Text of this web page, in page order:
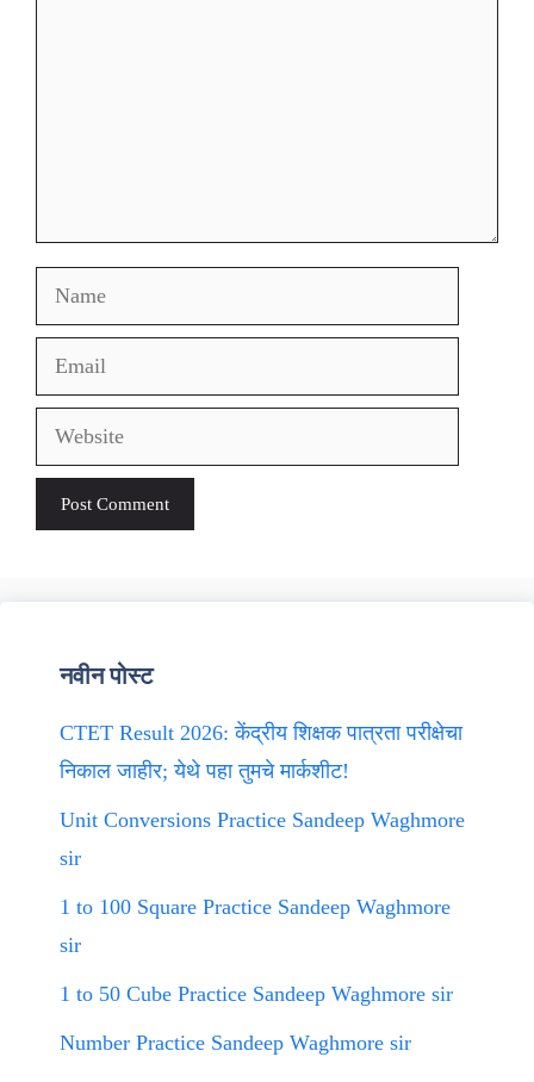
Name
Email
Website
नवीन पोस्ट
CTET Result 2026: केंद्रीय शिक्षक पात्रता परीक्षेचा
निकाल जाहीर; येथे पहा तुमचे मार्कशीट!
Unit Conversions Practice Sandeep Waghmore
sir
1 to 100 Square Practice Sandeep Waghmore
sir
1 to 50 Cube Practice Sandeep Waghmore sir
Number Practice Sandeep Waghmore sir